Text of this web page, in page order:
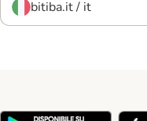
bitiba.it / it